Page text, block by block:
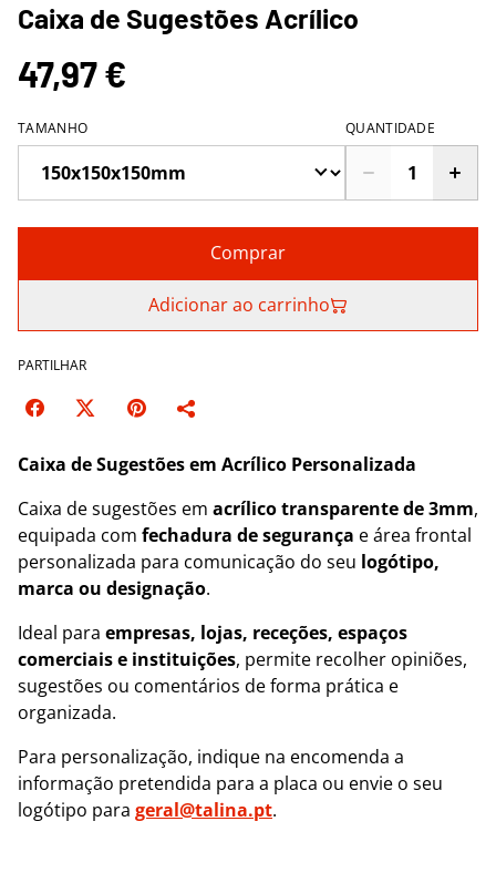
Caixa de Sugestões Acrílico
47,97 €
TAMANHO QUANTIDADE
Comprar
Adicionar ao carrinho
PARTILHAR
Caixa de Sugestões em Acrílico Personalizada
Caixa de sugestões em acrílico transparente de 3mm,
equipada com fechadura de segurança e área frontal
personalizada para comunicação do seu logótipo,
marca ou designação.
Ideal para empresas, lojas, receções, espaços
comerciais e instituições, permite recolher opiniões,
sugestões ou comentários de forma prática e
organizada.
Para personalização, indique na encomenda a
informação pretendida para a placa ou envie o seu
logótipo para geral@talina.pt.